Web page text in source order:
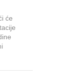
će